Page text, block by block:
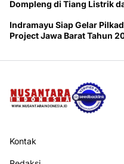
Dompleng di Tiang Listrik
Indramayu Siap Gelar
Project Jawa Barat Tahun
Kontak